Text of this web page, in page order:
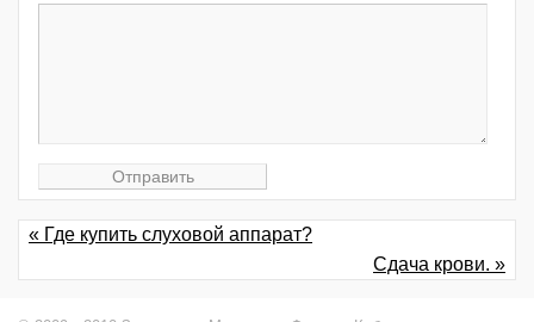
« Где купить слуховой аппарат?
Сдача крови. »